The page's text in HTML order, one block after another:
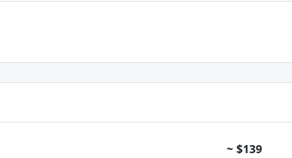
~ $139